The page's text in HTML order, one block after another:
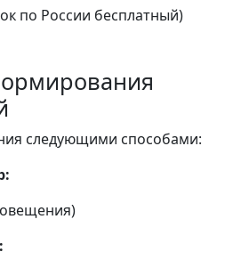
по России бесплатный)
следующими способами: